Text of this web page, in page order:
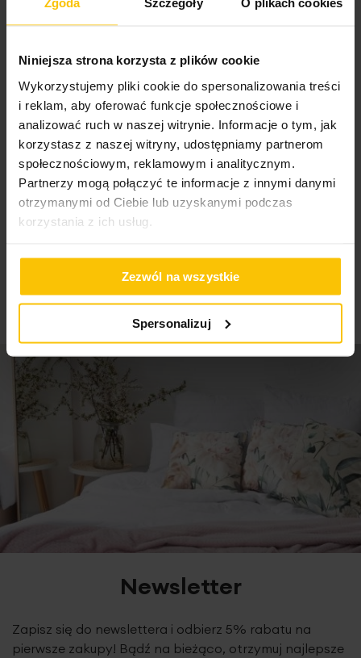
Niniejsza strona korzysta z plików cookie
Wykorzystujemy pliki cookie do spersonalizowania treści
i reklam, aby oferować funkcje społecznościowe i
analizować ruch w naszej witrynie. Informacje o tym, jak
korzystasz z naszej witryny, udostępniamy partnerom
społecznościowym, reklamowym i analitycznym.
Partnerzy mogą połączyć te informacje z innymi danymi
otrzymanymi od Ciebie lub uzyskanymi podczas
korzystania z ich usług.
Zezwól na wszystkie
Spersonalizuj
100%
Wysłany na02.03.2022
High-contrast mode
To może Cię zainteresować
Newsletter
Zapisz się do newslettera i odbierz 5% rabatu na
pierwsze zakupy! Bądź na bieżąco, otrzymuj najlepsze